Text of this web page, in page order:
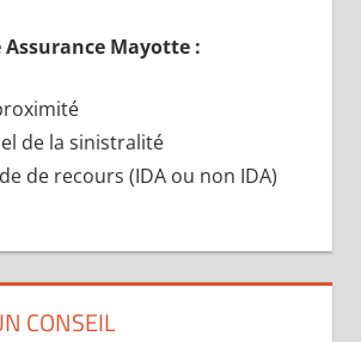
Assurance Mayotte :
de la sinistralité
de recours (IDA ou non IDA)
CONSEIL